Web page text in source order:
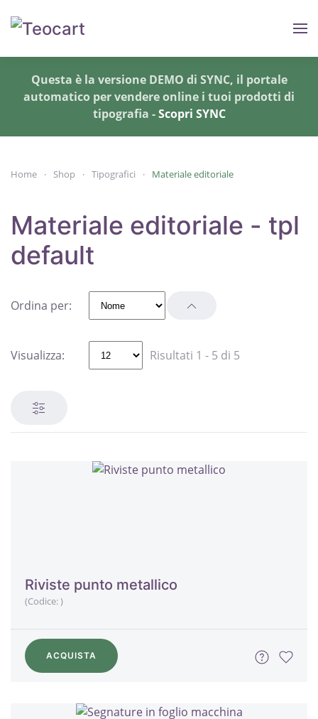
Skip to main content
Questa è la versione DEMO di SYNC, il portale
automatico per vendere online i tuoi prodotti di
tipografia -Scopri SYNC
Home Shop Tipografici Materiale editoriale
Materiale editoriale - tpl
default
Ordina per:
Visualizza: Risultati 1 - 5 di 5
Riviste punto metallico
(Codice:)
ACQUISTA